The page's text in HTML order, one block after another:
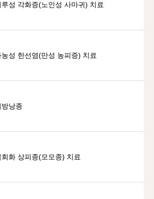
루성 각화증(노인성 사마귀) 치료
농성 한선염(만성 농피증) 치료
방낭종
회화 상피종(모모종) 치료